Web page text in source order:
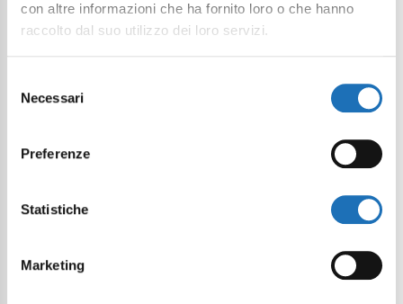
con altre informazioni che ha fornito loro o che hanno
raccolto dal suo utilizzo dei loro servizi.
delNecessari
Preferenze
Statistiche
Marketing